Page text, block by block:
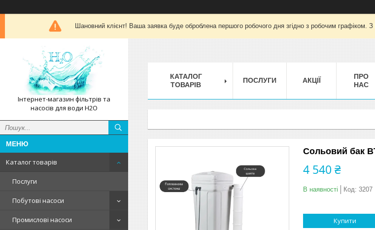
Шановний клієнт! Ваша заявка буде оброблена першого робочого дня згідно з робочим
Інтернет-магазин фільтрів та
насосів для води H2O
Каталог товарів
Послуги
Побутові насоси
Промислові насоси
КАТАЛОГ
ТОВАРІВ
ПОСЛУГИ АКЦІЇ
ПРО
НАС
Сольовий бак
4 540 ₴
В наявності Код: 3207
Купити